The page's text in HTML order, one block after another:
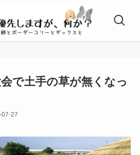
で土手の草が無くなっ
27